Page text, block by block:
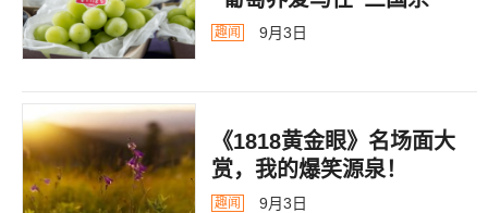
趣闻 9月3日
《1818黄金眼》名场面大
赏，我的爆笑源泉！
趣闻 9月3日